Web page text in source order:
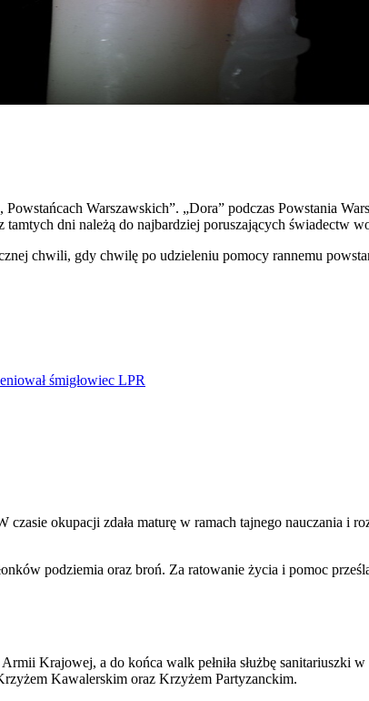
Warszawskich”. „Dora” podczas Powstania
dni należą do najbardziej poruszających świadectw
chwili, gdy chwilę po udzieleniu pomocy rannemu
śmigłowiec LPR
okupacji zdała maturę w ramach tajnego nauczania i
podziemia oraz broń. Za ratowanie życia i pomoc
Krajowej, a do końca walk pełniła służbę
Kawalerskim oraz Krzyżem Partyzanckim.